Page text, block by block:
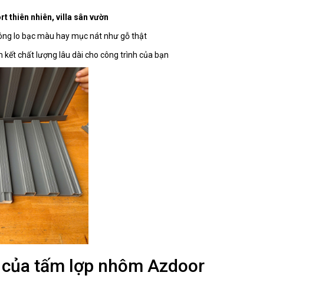
thiên nhiên, villa sân vườn
lo bạc màu hay mục nát như gỗ thật
kết chất lượng lâu dài cho công trình của bạn
tấm lợp nhôm Azdoor